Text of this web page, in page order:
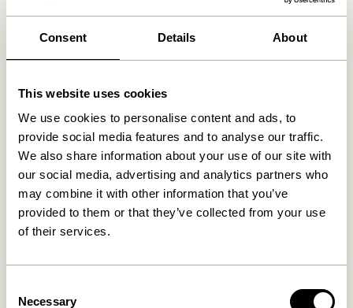
Consent Details About
This website uses cookies
We use cookies to personalise content and ads, to
provide social media features and to analyse our traffic.
We also share information about your use of our site with
our social media, advertising and analytics partners who
may combine it with other information that you’ve
provided to them or that they’ve collected from your use
of their services.
Selection
Necessary
Produits similaires
Tap Plaid Vert
Pavilion Plaid Block